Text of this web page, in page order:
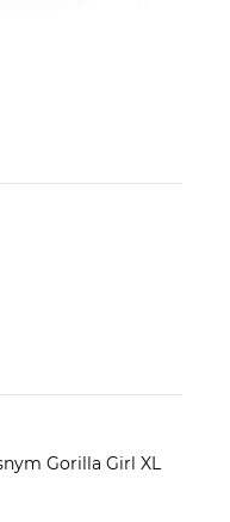
Gorilla Girl XL